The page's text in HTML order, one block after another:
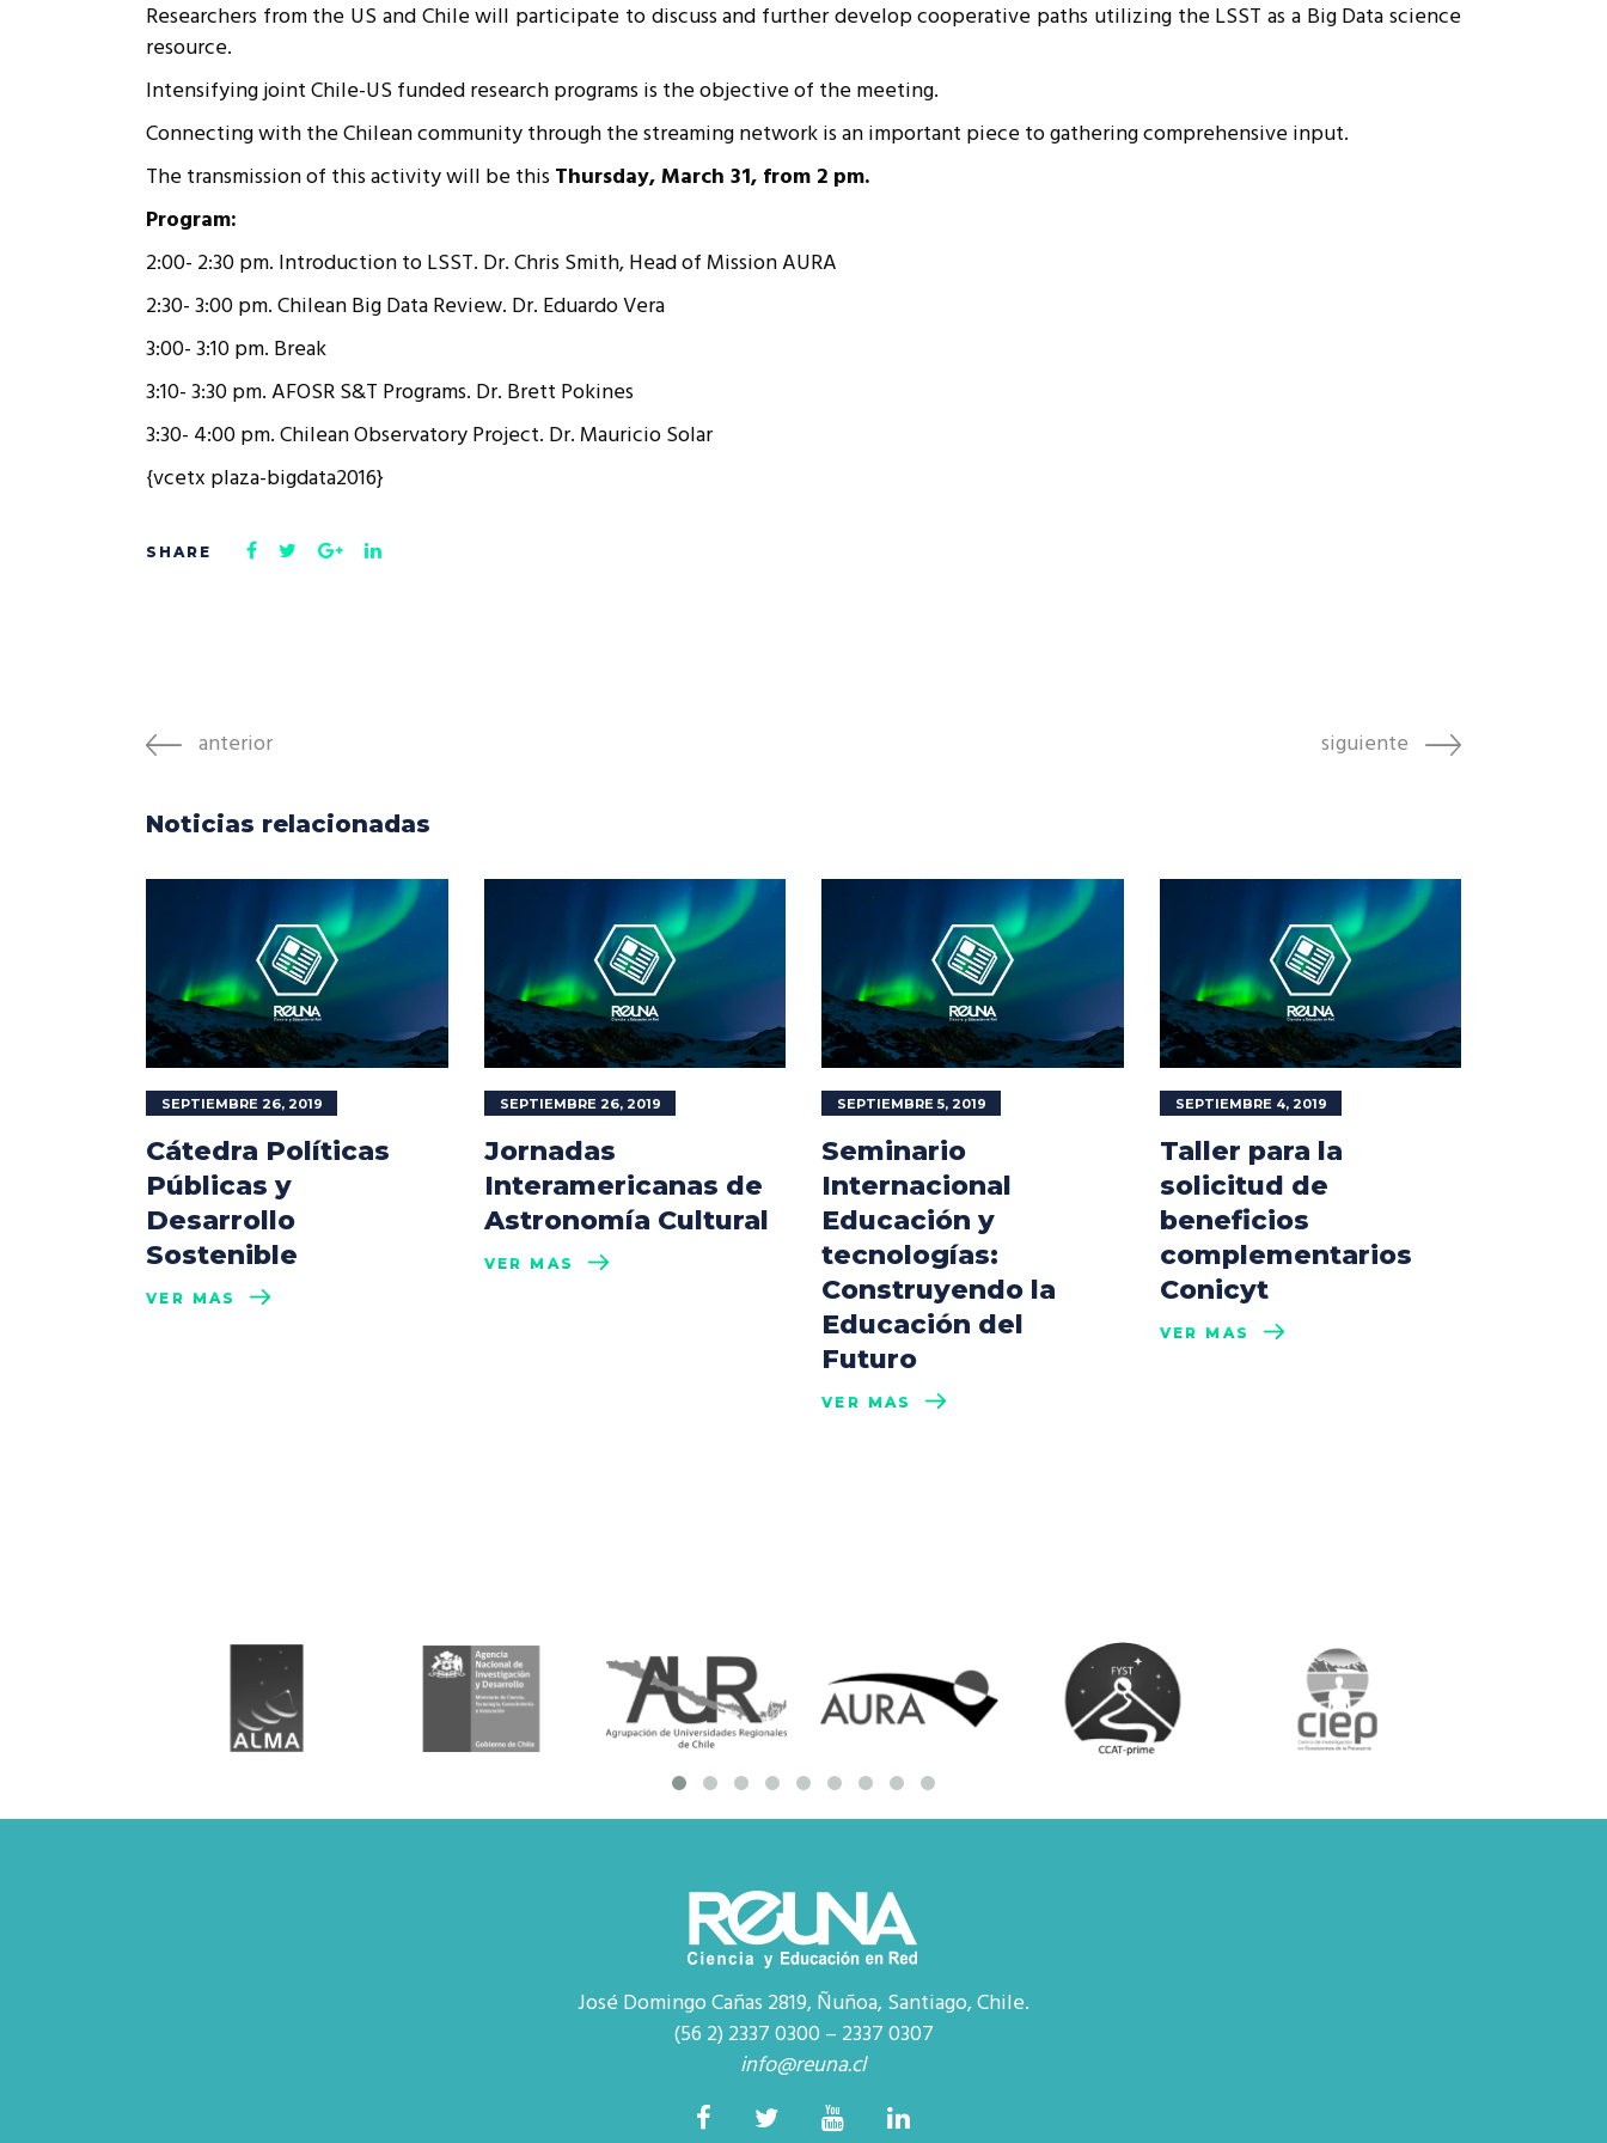
Cumplimiento Legal
Representantes Técnicos
Researchers from the US and Chile will participate to discuss and further develop cooperative paths utilizing the LSST as a Big Data science
resource.
Intensifying joint Chile-US funded research programs is the objective of the meeting.
Connecting with the Chilean community through the streaming network is an important piece to gathering comprehensive input.
The transmission of this activity will be this Thursday, March 31, from 2 pm.
Program:
2:00- 2:30 pm. Introduction to LSST. Dr. Chris Smith, Head of Mission AURA
2:30- 3:00 pm. Chilean Big Data Review. Dr. Eduardo Vera
3:00- 3:10 pm. Break
3:10- 3:30 pm. AFOSR S&T Programs. Dr. Brett Pokines
3:30- 4:00 pm. Chilean Observatory Project. Dr. Mauricio Solar
{vcetx plaza-bigdata2016}
anterior siguiente
Noticias relacionadas
SEPTIEMBRE 26, 2019
Cátedra Políticas
Públicas y
Desarrollo
Sostenible
VER MÁS
SEPTIEMBRE 26, 2019
Jornadas
Interamericanas de
Astronomía Cultural
VER MÁS
SEPTIEMBRE 5, 2019
Seminario
Internacional
Educación y
tecnologías:
Construyendo la
Educación del
Futuro
VER MÁS
SEPTIEMBRE 4, 2019
Taller para la
solicitud de
beneficios
complementarios
Conicyt
VER MÁS
José Domingo Cañas 2819, Ñuñoa, Santiago, Chile.
(56 2) 2337 0300 – 2337 0307
info@reuna.cl